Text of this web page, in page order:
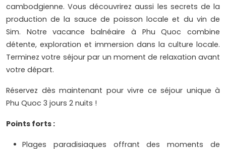
cambodgienne. Vous découvrirez aussi les secrets de la
production de la sauce de poisson locale et du vin de
Sim. Notre vacance balnéaire à Phu Quoc combine
détente, exploration et immersion dans la culture locale.
Terminez votre séjour par un moment de relaxation avant
votre départ.
Réservez dès maintenant pour vivre ce séjour unique à
Phu Quoc 3 jours 2 nuits !
Points forts :
Plages paradisiaques offrant des moments de